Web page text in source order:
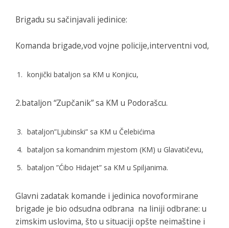
Brigadu su sačinjavali jedinice:
Komanda brigade,vod vojne policije,interventni vod,
konjički bataljon sa KM u Konjicu,
2.bataljon “Zupčanik” sa KM u Podorašcu.
bataljon”Ljubinski” sa KM u Čelebićima
bataljon sa komandnim mjestom (KM) u Glavatičevu,
bataljon ”Ćibo Hidajet” sa KM u Spiljanima.
Glavni zadatak komande i jedinica novoformirane
brigade je bio odsudna odbrana na liniji odbrane: u
zimskim uslovima, što u situaciji opšte neimaštine i